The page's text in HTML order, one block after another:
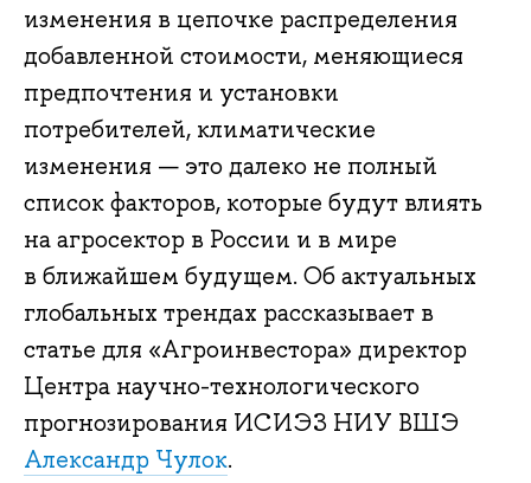
изменения в цепочке распределения
добавленной стоимости, меняющиеся
предпочтения и установки
потребителей, климатические
изменения — это далеко не полный
список факторов, которые будут влиять
на агросектор в России и в мире
в ближайшем будущем. Об актуальных
глобальных трендах рассказывает в
статье для «Агроинвестора» директор
Центра научно-технологического
прогнозирования ИСИЭЗ НИУ ВШЭ
Александр Чулок.